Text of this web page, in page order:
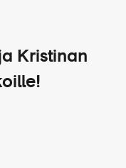
Kristinan